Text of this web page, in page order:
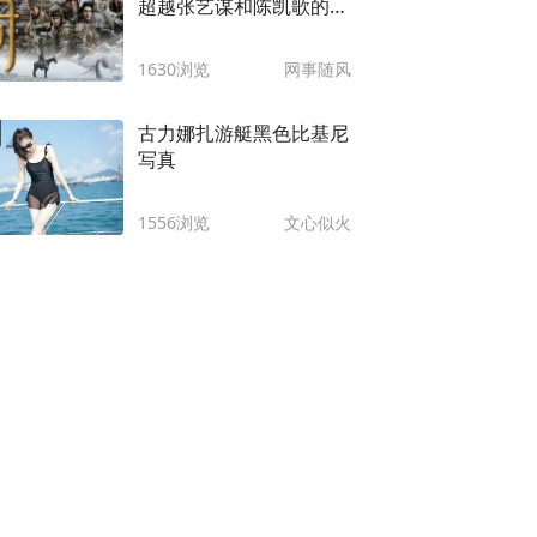
超越张艺谋和陈凯歌的中
1630浏览 网事随风
古力娜扎游艇黑色比基尼
写真
1556浏览 文心似火